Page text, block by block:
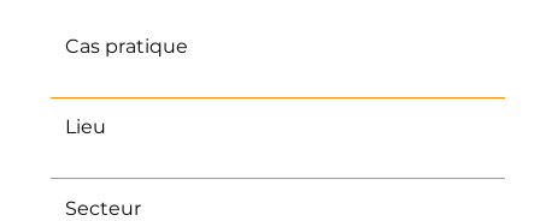
Cas pratique
Lieu
Secteur